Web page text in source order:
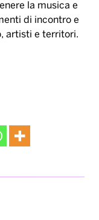
la musica e
di incontro e
artisti e territori.